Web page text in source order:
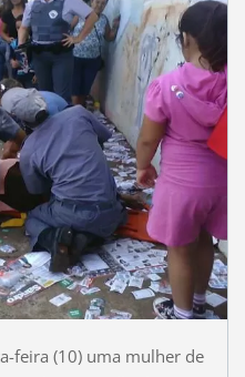
feira (10) uma mulher de